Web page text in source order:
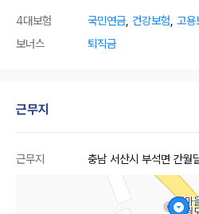
4대보험 국민연금 건강보험 고용
보너스
퇴직금
근무지
근무지 충남 서산시 부석면 간월